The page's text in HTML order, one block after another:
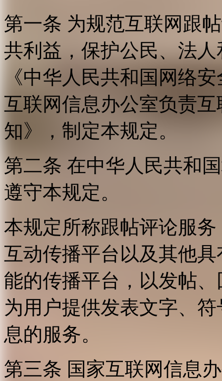
第一条 为规范互联网跟
共利益，保护公民、法
《中华人民共和国网络
互联网信息办公室负责
知》，制定本规定。
第二条 在中华人民共和
遵守本规定。
本规定所称跟帖评论服
互动传播平台以及其他
能的传播平台，以发帖
为用户提供发表文字、
息的服务。
第三条 国家互联网信息